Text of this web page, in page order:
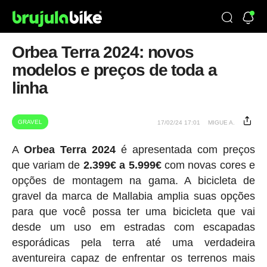
Orbea Terra 2024: novos
modelos e preços de toda a
linha
GRAVEL 17/02/24 17:01 MIGUE A.
A Orbea Terra 2024é apresentada com preços
que variam de 2.399€ a 5.999€com novas cores e
opções de montagem na gama. A bicicleta de
gravel da marca de Mallabia amplia suas opções
para que você possa ter uma bicicleta que vai
desde um uso em estradas com escapadas
esporádicas pela terra até uma verdadeira
aventureira capaz de enfrentar os terrenos mais